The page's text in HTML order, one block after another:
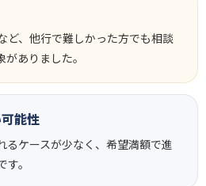
ど、他行で難しかった方でも相談
ありました。
能性
るケースが少なく、希望満額で進
。